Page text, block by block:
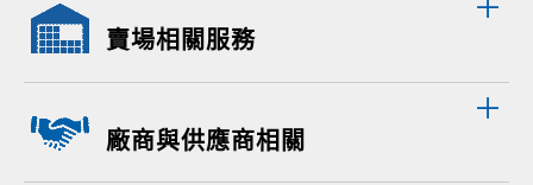
賣場相關服務
廠商與供應商相關